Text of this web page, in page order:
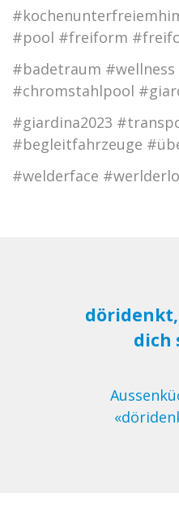
#pool #freiform
#badetraum
#chromstahlpool
#giardina2023
#begleitfahrzeuge
#welderface
dich